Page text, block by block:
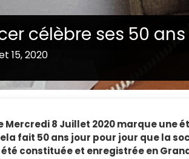
célèbre ses 50
15, 2020
Mercredi 8 Juillet 2020 marque une
fait 50 ans jour pour jour que la
été constituée et enregistrée en